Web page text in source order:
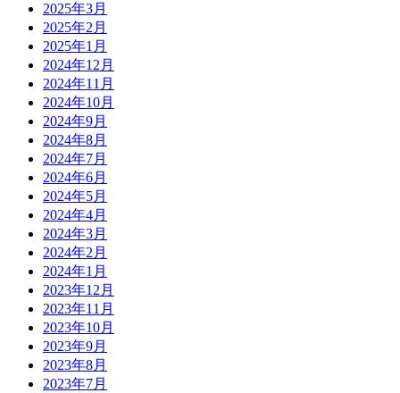
2025年3月
2025年2月
2025年1月
2024年12月
2024年11月
2024年10月
2024年9月
2024年8月
2024年7月
2024年6月
2024年5月
2024年4月
2024年3月
2024年2月
2024年1月
2023年12月
2023年11月
2023年10月
2023年9月
2023年8月
2023年7月